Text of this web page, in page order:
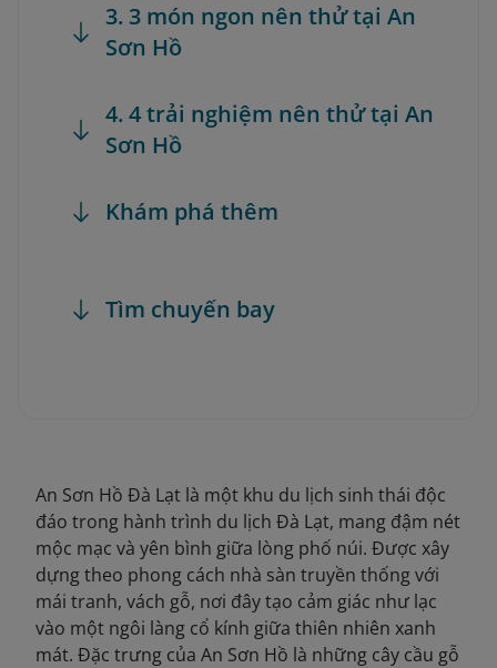
3. 3 món ngon nên thử tại An
Sơn Hồ
4. 4 trải nghiệm nên thử tại An
Sơn Hồ
Khám phá thêm
Tìm chuyến bay
An Sơn Hồ Đà Lạt là một khu du lịch sinh thái độc
đáo trong hành trình du lịch Đà Lạt, mang đậm nét
mộc mạc và yên bình giữa lòng phố núi. Được xây
dựng theo phong cách nhà sàn truyền thống với
mái tranh, vách gỗ, nơi đây tạo cảm giác như lạc
vào một ngôi làng cổ kính giữa thiên nhiên xanh
mát. Đặc trưng của An Sơn Hồ là những cây cầu gỗ